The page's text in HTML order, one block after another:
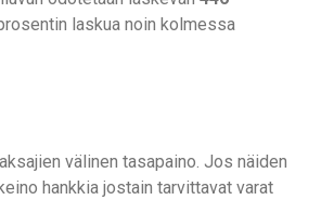
laskua noin kolmessa
välinen tasapaino. Jos näiden
hankkia jostain tarvittavat varat